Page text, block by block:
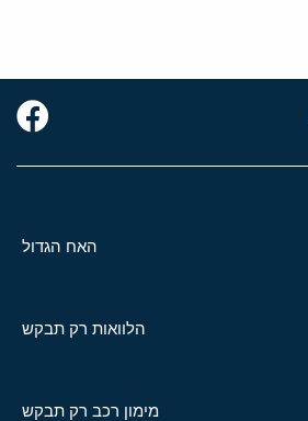
האח הגדול
הלוואות רק תבקש
מימון רכב רק תבקש